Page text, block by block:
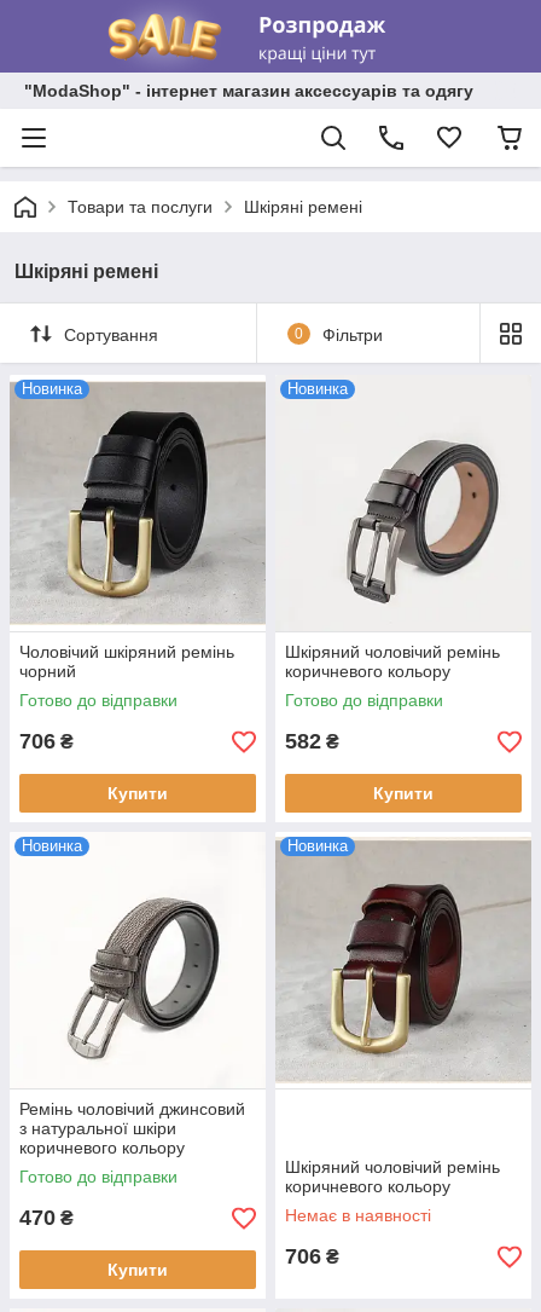
"ModaShop" - інтернет магазин аксессуарів та одягу
Товари та послуги Шкіряні ремені
Шкіряні ремені
Сортування 0 Фільтри
Новинка
Чоловічий шкіряний ремінь
чорний
Готово до відправки
706 ₴
Купити
Новинка
Шкіряний чоловічий ремінь
коричневого кольору
Готово до відправки
582 ₴
Купити
Новинка
Ремінь чоловічий джинсовий
з натуральної шкіри
коричневого кольору
Готово до відправки
470 ₴
Купити
Новинка
Шкіряний чоловічий ремінь
коричневого кольору
Немає в наявності
706 ₴